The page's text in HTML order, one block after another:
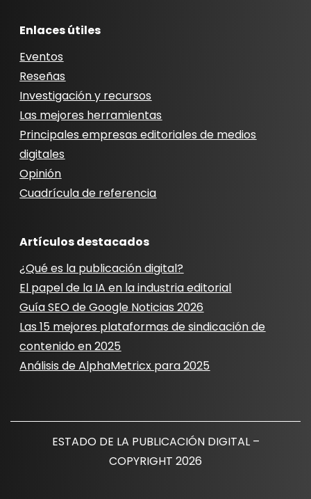
Enlaces útiles
Eventos
Reseñas
Investigación y recursos
Las mejores herramientas
Principales empresas editoriales de medios
digitales
Opinión
Cuadrícula de referencia
Artículos destacados
¿Qué es la publicación digital?
El papel de la IA en la industria editorial
Guía SEO de Google Noticias 2026
Las 15 mejores plataformas de sindicación de
contenido en 2025
Análisis de AlphaMetricx para 2025
ESTADO DE LA PUBLICACIÓN DIGITAL –
COPYRIGHT 2026